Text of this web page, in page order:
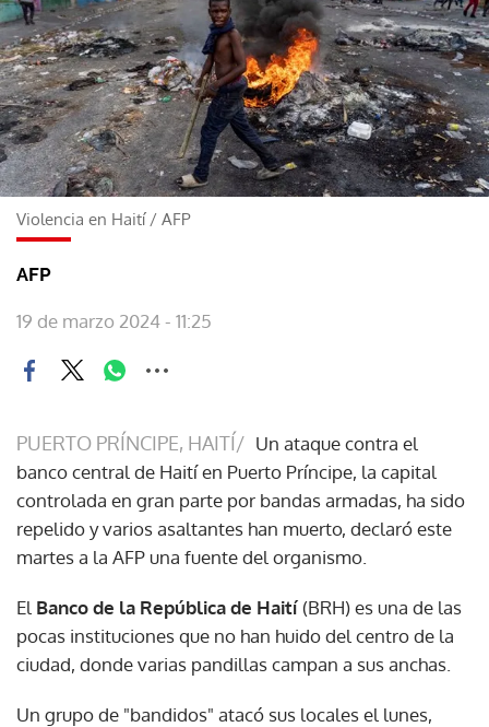
Violencia en Haití/ AFP
AFP
19 de marzo 2024 - 11:25
PUERTO PRÍNCIPE, HAITÍ/ Un ataque contra el
banco central de Haití en Puerto Príncipe, la capital
controlada en gran parte por bandas armadas, ha sido
repelido y varios asaltantes han muerto, declaró este
martes a la AFP una fuente del organismo.
El Banco de la República de Haití (BRH) es una de las
pocas instituciones que no han huido del centro de la
ciudad, donde varias pandillas campan a sus anchas.
Un grupo de "bandidos" atacó sus locales el lunes,